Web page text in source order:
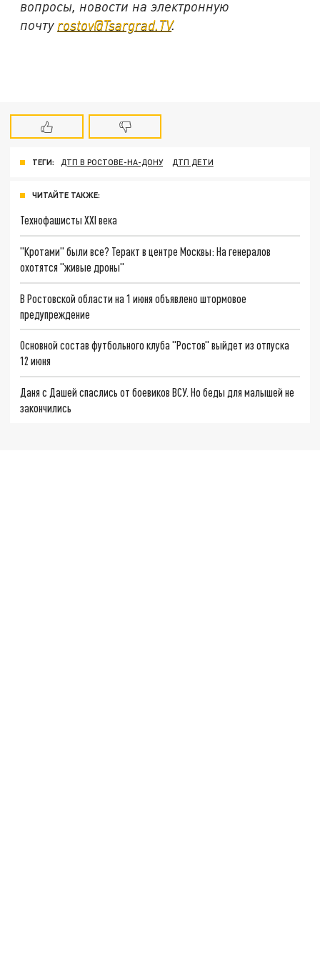
вопросы, новости на электронную
почту rostov@Tsargrad.ТV.
ТЕГИ: ДТП В РОСТОВЕ-НА-ДОНУ ДТП ДЕТИ
ЧИТАЙТЕ ТАКЖЕ:
Технофашисты XXI века
"Кротами" были все? Теракт в центре Москвы: На генералов
охотятся "живые дроны"
В Ростовской области на 1 июня объявлено штормовое
предупреждение
Основной состав футбольного клуба "Ростов" выйдет из отпуска
12 июня
Даня с Дашей спаслись от боевиков ВСУ. Но беды для малышей не
закончились